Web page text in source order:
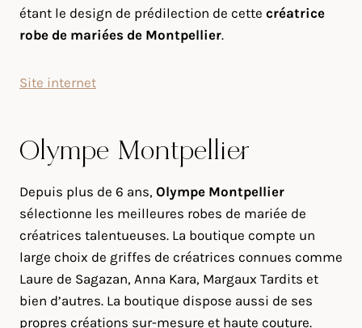
étant le design de prédilection de cette créatrice
robe de mariées de Montpellier.
Site internet
Olympe Montpellier
Depuis plus de 6 ans, Olympe Montpellier
sélectionne les meilleures robes de mariée de
créatrices talentueuses. La boutique compte un
large choix de griffes de créatrices connues comme
Laure de Sagazan, Anna Kara, Margaux Tardits et
bien d’autres. La boutique dispose aussi de ses
propres créations sur-mesure et haute couture.